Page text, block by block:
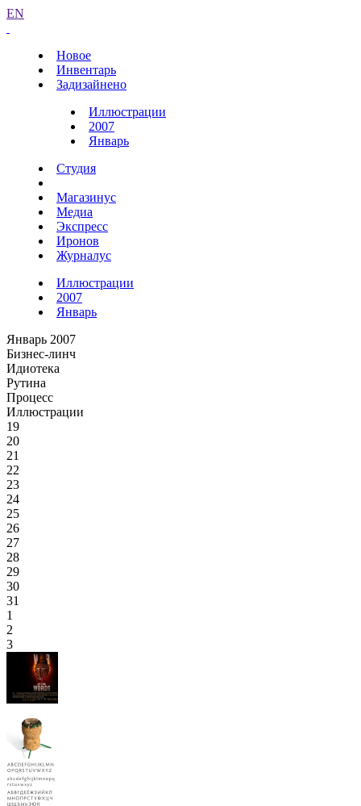
EN
Новое
Инвентарь
Задизайнено
Иллюстрации
2007
Январь
Студия
Магазинус
Медиа
Экспресс
Иронов
Журналус
Иллюстрации
2007
Январь
Январь 2007
Бизнес-линч
Идиотека
Рутина
Процесс
Иллюстрации
19
20
21
22
23
24
25
26
27
28
29
30
31
1
2
3